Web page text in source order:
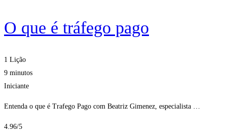
O que é tráfego pago
1 Lição
9 minutos
Iniciante
Entenda o que é Trafego Pago com Beatriz Gimenez, especialista …
4.96/5